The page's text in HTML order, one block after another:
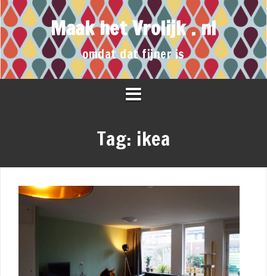
Maak het Vrolijk . nl
omdat dat fijner is
Tag: ikea